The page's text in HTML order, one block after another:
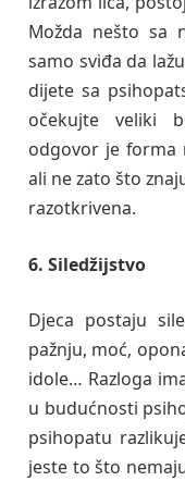
Možda nešto sa
samo sviđa da
dijete sa
očekujte veliki
odgovor je forma
ali ne zato što
razotkrivena.
6. Siledžijstvo
Djeca postaju
pažnju, moć,
idole… Razloga
u budućnosti
psihopatu
jeste to što